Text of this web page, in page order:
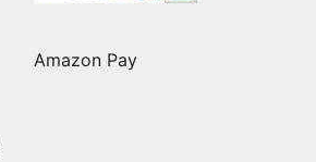
Amazon Pay